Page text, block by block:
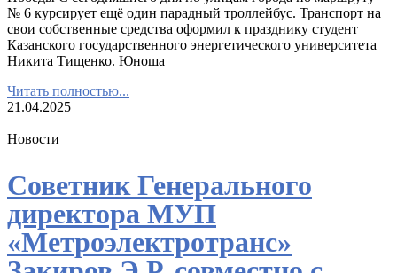
№ 6 курсирует ещё один парадный троллейбус. Транспорт на
свои собственные средства оформил к празднику студент
Казанского государственного энергетического университета
Никита Тищенко. Юноша
Читать полностью...
21.04.2025
Новости
Советник Генерального
директора МУП
«Метроэлектротранс»